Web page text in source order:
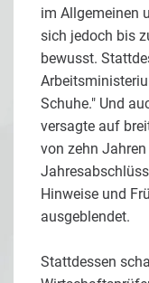
im Allgemeinen
sich jedoch bis
bewusst.
Schuhe." Und
versagte auf
von zehn
Hinweise und
ausgeblendet.
Stattdessen